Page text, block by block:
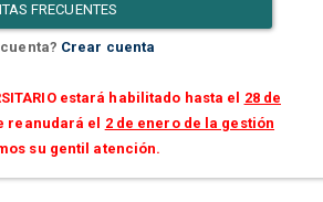
FRECUENTES
Crear cuenta
estará habilitado hasta el 28 de
reanudará el 2 de enero de la gestión
su gentil atención.